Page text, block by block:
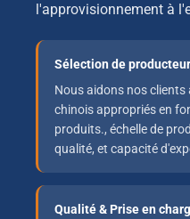
l'approvisionnement à
Sélection de
Nous aidons nos
chinois appropriés en
produits., échelle de
qualité, et capacité
Qualité & Prise en